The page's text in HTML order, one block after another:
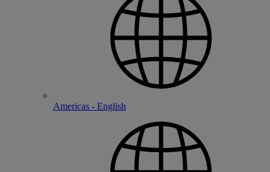
Americas - English